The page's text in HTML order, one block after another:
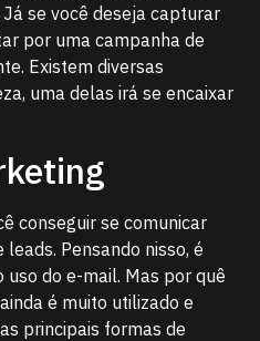
se você deseja capturar
por uma campanha de
Existem diversas
uma delas irá se encaixar
conseguir se comunicar
Pensando nisso, é
do e-mail. Mas por quê
é muito utilizado e
principais formas de